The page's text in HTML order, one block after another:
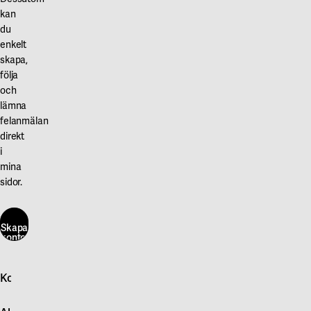
kan
du
enkelt
skapa,
följa
och
lämna
felanmälan
direkt
i
mina
sidor.
Skapa
konto
Skapa
här
Kontakta oss